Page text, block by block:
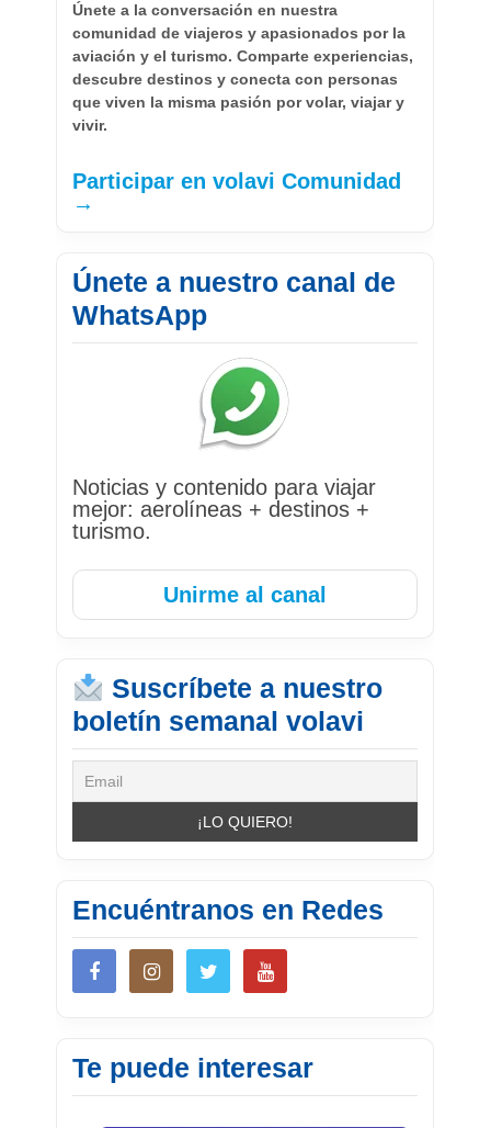
Únete a la conversación en nuestra
comunidad de viajeros y apasionados por la
aviación y el turismo. Comparte experiencias,
descubre destinos y conecta con personas
que viven la misma pasión por volar, viajar y
vivir.
Participar en volavi Comunidad
→
Únete a nuestro canal de
WhatsApp
Noticias y contenido para viajar
mejor: aerolíneas + destinos +
turismo.
Unirme al canal
Suscríbete a nuestro
boletín semanal volavi
Encuéntranos en Redes
Te puede interesar